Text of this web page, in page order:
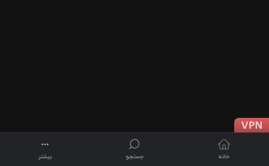
خانه جستجو بیشتر